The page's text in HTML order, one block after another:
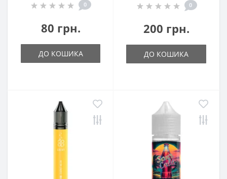
0
80 грн.
ДО КОШИКА
0
200 грн.
ДО КОШИКА